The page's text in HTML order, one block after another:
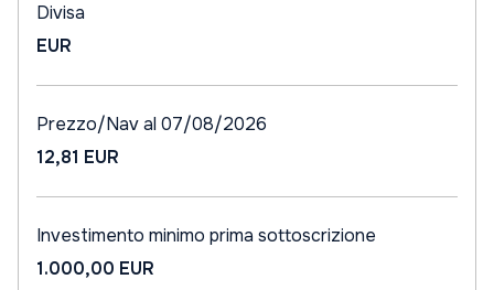
Divisa
EUR
Prezzo/Nav al 07/08/2026
12,81 EUR
Investimento minimo prima sottoscrizione
1.000,00 EUR